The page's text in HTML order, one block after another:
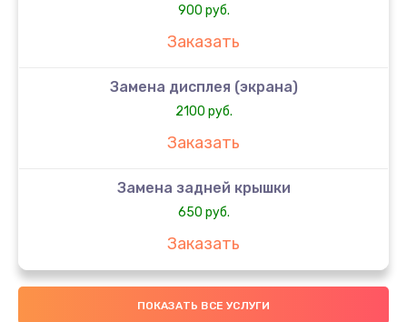
900 руб.
Заказать
Замена дисплея (экрана)
2100 руб.
Заказать
Замена задней крышки
650 руб.
Заказать
Замена аккумулятора
4000 руб.
ПОКАЗАТЬ ВСЕ УСЛУГИ